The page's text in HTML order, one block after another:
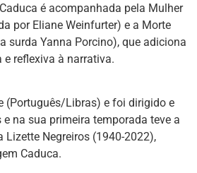
é acompanhada pela Mulher
por Eliane Weinfurter) e a Morte
surda Yanna Porcino), que adiciona
reflexiva à narrativa.
(Português/Libras) e foi dirigido e
na sua primeira temporada teve a
Lizette Negreiros (1940-2022),
Caduca.